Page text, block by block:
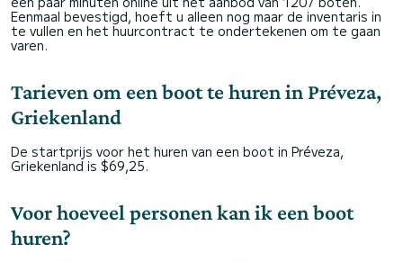
Eenmaal bevestigd, hoeft u alleen nog maar de inventaris in
te vullen en het huurcontract te ondertekenen om te gaan
varen.
Tarieven om een boot te huren in Préveza,
Griekenland
De startprijs voor het huren van een boot in Préveza,
Griekenland is $69,25.
Voor hoeveel personen kan ik een boot
huren?